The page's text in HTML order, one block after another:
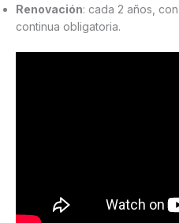
Renovación: cada 2 años,
continua obligatoria.